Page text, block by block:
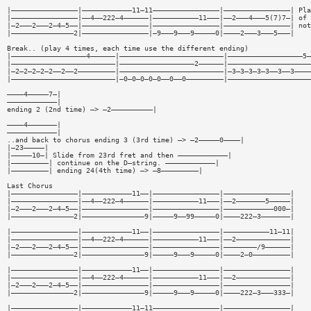
|———————————————2|————————————————|—9———9———9—————0|————2———3———5———|
Break.. (play 4 times, each time use the different ending)
————4—————7—|
————————————|
ending 2 (2nd time) —> —2——————————|
————4———————|
————————————|
..and back to chorus ending 3 (3rd time) —> —2—————0————|
|—23—————|
|—————10—| Slide from 23rd fret and then ————————————|
|—————————| continue on the D—string. ————————————|
|—————————| ending 24(4th time) —> —8—————————|
Last Chorus
|————————————————|————————————11——|————————————————|————————————————|
|————————————————|——4——222—4——————|———————————11———|——2———————5—————|
|—2———2———2—4—5——|————————————————|————————————————|————————————000—|
|———————————————2|———————————————9|—————9——99—————0|————222—3———————|
|————————————————|————————————11——|————————————————|———————————11—11|
|————————————————|——4——222—4——————|———————————11———|——2—————————————|
|—2———2———2—4—5——|————————————————|————————————————|————————/9——————|
|———————————————2|———————————————9|—————9———9—————0|————2—0—————————|
|————————————————|————————————11——|————————————————|————————————————|
|————————————————|——4——222—4——————|———————————11———|——2—————————————|
|—2———2———2—4—5——|————————————————|————————————————|————————————————|
|———————————————2|———————————————9|—————9———9—————0|————222—3———333—|
|————————————————|————————————11—11————————————————|————————————————|